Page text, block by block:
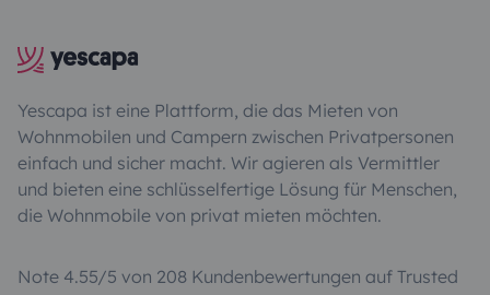
Yescapa ist eine Plattform, die das Mieten von
Wohnmobilen und Campern zwischen Privatpersonen
einfach und sicher macht. Wir agieren als Vermittler
und bieten eine schlüsselfertige Lösung für Menschen,
die Wohnmobile von privat mieten möchten.
Note 4.55/5 von 208 Kundenbewertungen auf Trusted